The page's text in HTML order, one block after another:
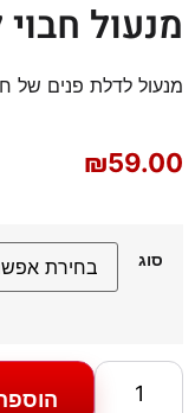
מנעול
מנעול לדלת פנים של
₪59.00
סוג